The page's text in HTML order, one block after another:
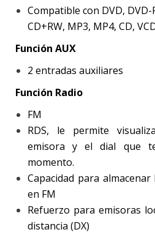
Compatible con DVD, DVD-
CD+RW, MP3, MP4, CD,
Función AUX
2 entradas auxiliares
Función Radio
FM
RDS, le permite
emisora y el dial que
momento.
Capacidad para
en FM
Refuerzo para emisoras
distancia (DX)